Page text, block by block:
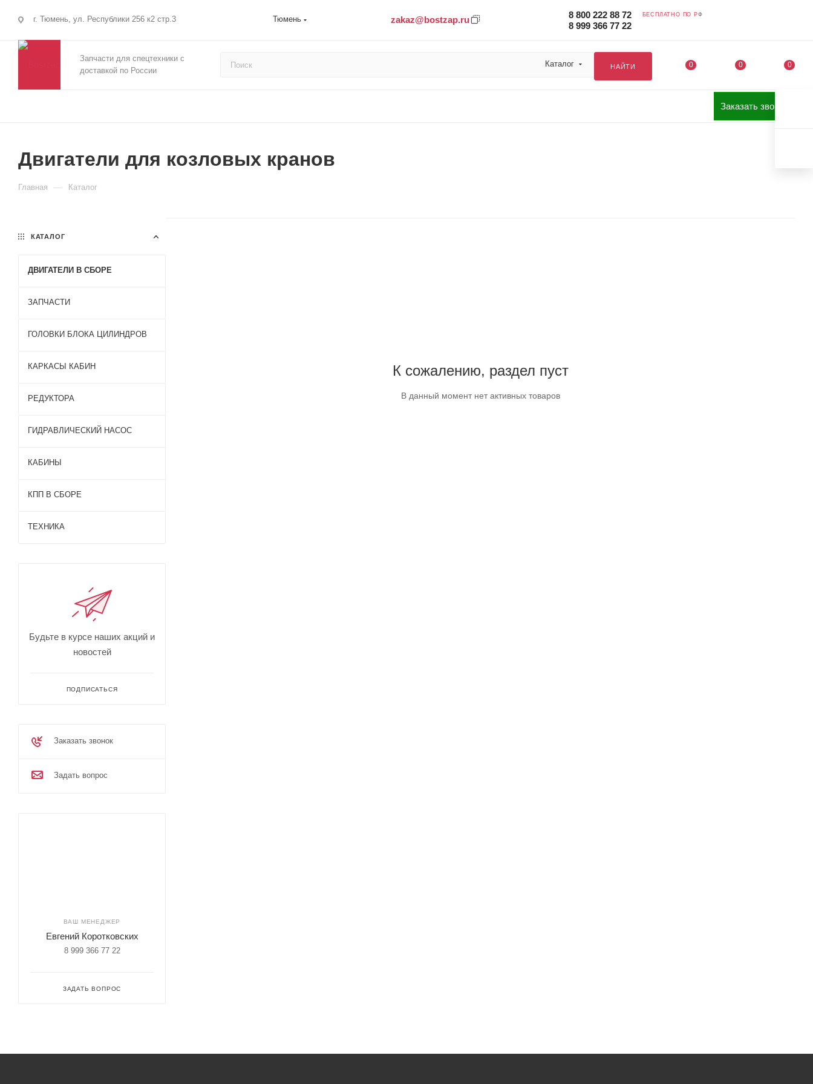
г. Тюмень, ул. Республики 256 к2 стр.3 Тюмень zakaz@bostzap.ru
8 800 222 88 72
8 999 366 77 22
БЕСПЛАТНО ПО РФ
Запчасти для спецтехники с
доставкой по России
НАЙТИ
Каталог 0 0 0
Заказать звонок
Двигатели для козловых кранов
Главная — Каталог
К сожалению, раздел пуст
В данный момент нет активных товаров
КАТАЛОГ
ДВИГАТЕЛИ В СБОРЕ
ЗАПЧАСТИ
ГОЛОВКИ БЛОКА ЦИЛИНДРОВ
КАРКАСЫ КАБИН
РЕДУКТОРА
ГИДРАВЛИЧЕСКИЙ НАСОС
КАБИНЫ
КПП В СБОРЕ
ТЕХНИКА
Будьте в курсе наших акций и
новостей
ПОДПИСАТЬСЯ
Заказать звонок
Задать вопрос
ВАШ МЕНЕДЖЕР
Евгений Коротковских
8 999 366 77 22
ЗАДАТЬ ВОПРОС